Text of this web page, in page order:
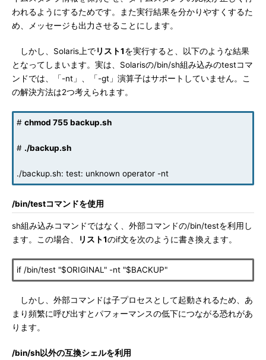
われるようにするためです。また実行結果を分かりやすくするた
め、メッセージも出力させることにします。
しかし、Solaris上でリスト1を実行すると、以下のような結果
となってしまいます。実は、Solarisの/bin/sh組み込みのtestコマ
ンドでは、「-nt」、「-gt」演算子はサポートしていません。こ
の解決方法は2つ考えられます。
# chmod 755 backup.sh
# ./backup.sh
./backup.sh: test: unknown operator -nt
/bin/testコマンドを使用
sh組み込みコマンドではなく、外部コマンドの/bin/testを利用し
ます。この場合、
リスト1のif文を次のように書き換えます。
if /bin/test "$ORIGINAL" -nt "$BACKUP"
しかし、外部コマンドは子プロセスとして起動されるため、あ
まり頻繁に呼び出すとパフォーマンスの低下につながる恐れがあ
ります。
/bin/sh以外の互換シェルを利用